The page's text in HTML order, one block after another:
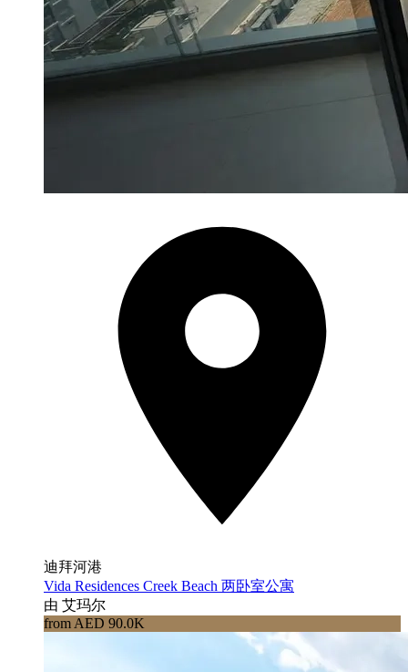
迪拜河港
Vida Residences Creek Beach 两卧室公寓
由 艾玛尔
from AED 90.0K